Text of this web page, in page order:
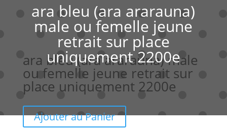
ara bleu (ara ararauna)
male ou femelle jeune
retrait sur place
uniquement 2200e
ara bleu (ara ararauna) male
ou femelle jeune retrait sur
place uniquement 2200e
Ajouter au Panier